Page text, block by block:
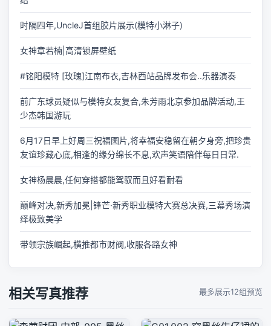
时隔四年,UncleJ首组胶片展示(模特小淋子)
女神章若楠|高清锁屏壁纸
#铭阳模特 [玫瑰]江南布衣,吉林西站品牌发布会..乐器演奏
前广东球员疑似与模特女友复合,朱芳雨北京参加品牌活动,王
少杰韩国游玩
6月17日早上好周三祝福图片,将幸福安稳留在朝夕身旁,把珍贵
友谊珍藏心底,相逢的缘分绵长不息,欢声笑语陪伴每日日常.
女神杨晨晨,任何穿搭都能驾驭而且好看耐看
巅峰对决,新秀加冕|锋芒·新秀职业模特大赛总决赛,三幕秀场演
绎极致美学
带领宗族崛起,横推都市财阀,收服各路女神
相关写真推荐 最多展示12组预览